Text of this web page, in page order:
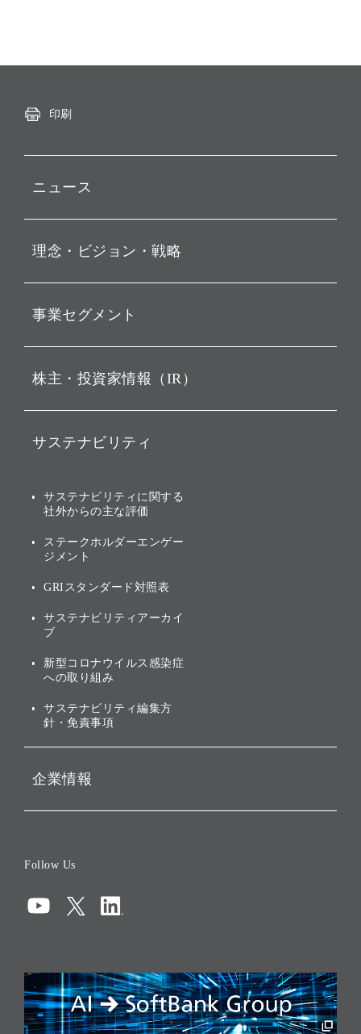
印刷
ニュース
お知らせ
動画配信
理念・ビジョン・戦略
経営理念
ビジョン
戦略
バリュー
ソフトバンクグループの歩
[AI] What dreams are made
事業セグメント
ソフトバンク・ビジョン・
その他
グループ企業一覧
株主・投資家情報（IR）
IRカレンダー
業績・財務
アニュアルレポート
株主・投資家情報（IR）に
サステナビリティ
トップメッセージ
サステナビリティの考え方
ガバナンス
投資先のサステナビリティ
サステナビリティに関する
社外からの主な評価
ステークホルダーエンゲー
ジメント
GRIスタンダード対照表
サステナビリティアーカイ
ブ
新型コロナウイルス感染症
への取り組み
サステナビリティ編集方
針・免責事項
企業情報
コンプライアンス
リスクマネジメント
税務に対する取り組み
Follow Us